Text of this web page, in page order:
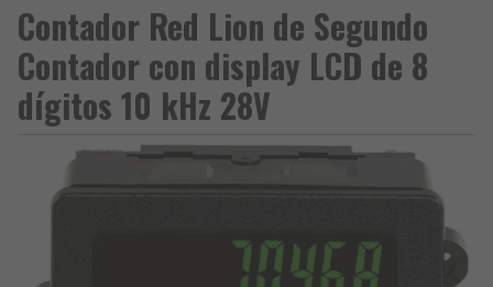
Contador Red Lion de Segundo
Contador con display LCD de 8
dígitos 10 kHz 28V